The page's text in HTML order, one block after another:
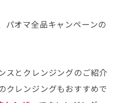
パオマ全品キャンペーンの
スとクレンジングのご紹介
クレンジングもおすすめで